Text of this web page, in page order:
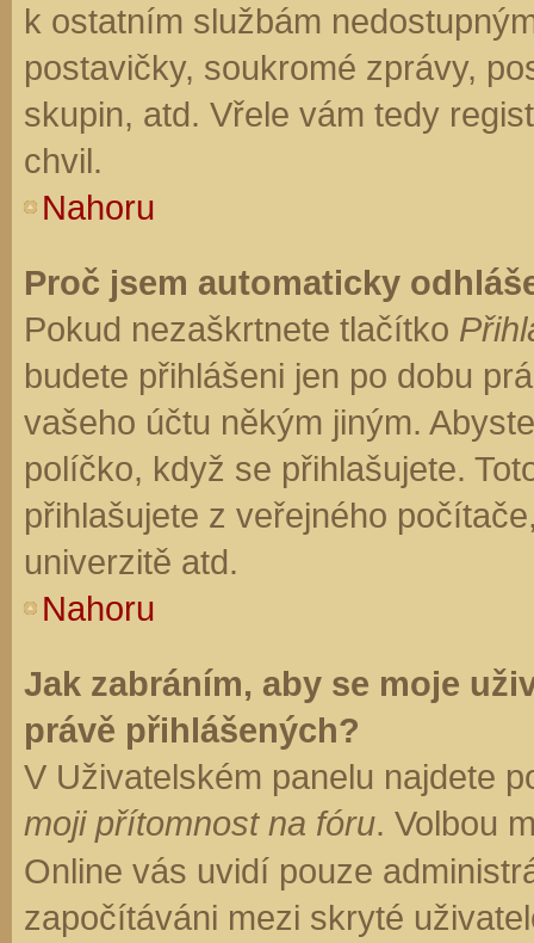
k ostatním službám
postavičky, soukromé zprávy,
skupin, atd. Vřele vám tedy
chvil.
Nahoru
Proč jsem automaticky
Pokud nezaškrtnete tlačítko
budete přihlášeni jen po dobu
vašeho účtu někým jiným.
políčko, když se přihlašujete.
přihlašujete z veřejného
univerzitě atd.
Nahoru
Jak zabráním, aby se moje
právě přihlášených?
V Uživatelském panelu najdete
moji přítomnost na fóru. Volbou
Online vás uvidí pouze
započítáváni mezi skryté